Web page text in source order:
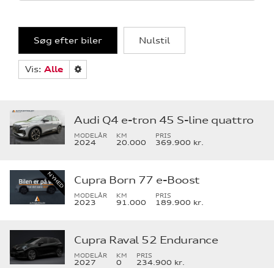
Søg efter biler Nulstil
Vis: Alle
Audi Q4 e-tron 45 S-line quattro
MODELÅR
2024
KM
20.000
PRIS
369.900 kr.
Cupra Born 77 e-Boost
MODELÅR
2023
KM
91.000
PRIS
189.900 kr.
Cupra Raval 52 Endurance
MODELÅR
2027
KM
0
PRIS
234.900 kr.